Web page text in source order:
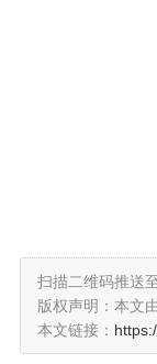
扫描二维码推送
版权声明：本文
本文链接：